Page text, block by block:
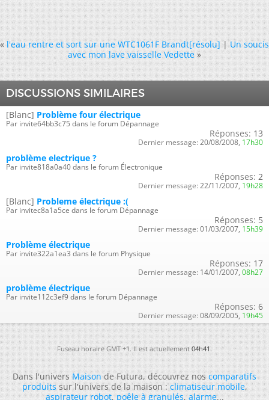
« l'eau rentre et sort sur une WTC1061F Brandt[résolu]|Un soucis
avec mon lave vaisselle Vedette »
DISCUSSIONS SIMILAIRES
[Blanc] Problème four électrique
Par invite64bb3c75 dans le forum Dépannage
Réponses: 13
Dernier message: 20/08/2008, 17h30
problème electrique ?
Par invite818a0a40 dans le forum Électronique
Réponses: 2
Dernier message: 22/11/2007, 19h28
[Blanc] Probleme électrique :(
Par invitec8a1a5ce dans le forum Dépannage
Réponses: 5
Dernier message: 01/03/2007, 15h39
Problème électrique
Par invite322a1ea3 dans le forum Physique
Réponses: 17
Dernier message: 14/01/2007, 08h27
problème électrique
Par invite112c3ef9 dans le forum Dépannage
Réponses: 6
Dernier message: 08/09/2005, 19h45
Fuseau horaire GMT +1. Il est actuellement04h41.
Dans l'universMaisonde Futura, découvrez noscomparatifs
produitssur l'univers de la maison :climatiseur mobile,
aspirateur robot,poêle à granulés,alarme...